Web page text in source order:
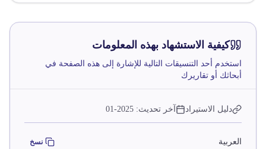
كيفية الاستشهاد بهذه المعلومات
استخدم أحد التنسيقات التالية للإشارة إلى هذه الصفحة في
أبحاثك أو تقاريرك
دليل الاستيراد آخر تحديث: 2025-01
العربية نسخ